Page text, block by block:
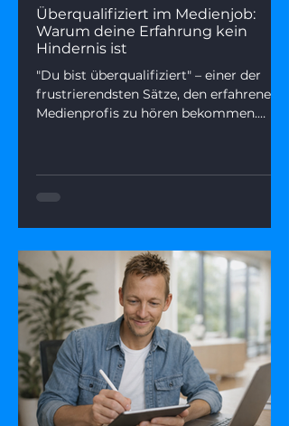
Überqualifiziert im Medienjob:
Warum deine Erfahrung kein
Hindernis ist
"Du bist überqualifiziert" – einer der
frustrierendsten Sätze, den erfahrene
Medienprofis zu hören bekommen.
du deine Erfahrung als echten